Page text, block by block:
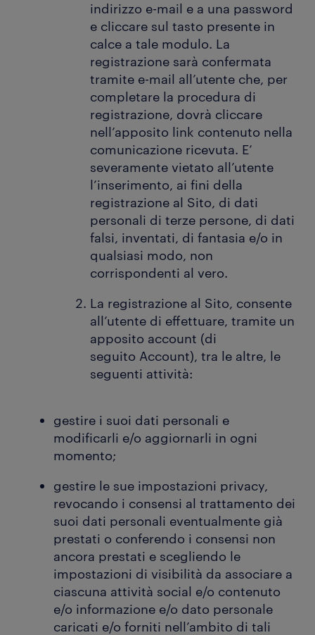
indirizzo e-mail e a una password
e cliccare sul tasto presente in
calce a tale modulo. La
registrazione sarà confermata
tramite e-mail all’utente che, per
completare la procedura di
registrazione, dovrà cliccare
nell’apposito link contenuto nella
comunicazione ricevuta. E’
severamente vietato all’utente
l’inserimento, ai fini della
registrazione al Sito, di dati
personali di terze persone, di dati
falsi, inventati, di fantasia e/o in
qualsiasi modo, non
corrispondenti al vero.
La registrazione al Sito, consente
all’utente di effettuare, tramite un
apposito account (di
seguito Account), tra le altre, le
seguenti attività:
gestire i suoi dati personali e
modificarli e/o aggiornarli in ogni
momento;
gestire le sue impostazioni privacy,
revocando i consensi al trattamento dei
suoi dati personali eventualmente già
prestati o conferendo i consensi non
ancora prestati e scegliendo le
impostazioni di visibilità da associare a
ciascuna attività social e/o contenuto
e/o informazione e/o dato personale
caricati e/o forniti nell’ambito di tali